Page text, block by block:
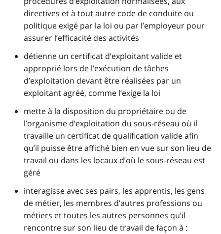
directives et à tout autre code de conduite ou
politique exigé par la loi ou par l’employeur pour
assurer l’efficacité des activités
détienne un certificat d’exploitant valide et
approprié lors de l’exécution de tâches
d’exploitation devant être réalisées par un
exploitant agréé, comme l’exige la loi
mette à la disposition du propriétaire ou de
l’organisme d’exploitation du sous-réseau où il
travaille un certificat de qualification valide afin
qu’il puisse être affiché bien en vue sur son lieu de
travail ou dans les locaux d’où le sous-réseau est
géré
interagisse avec ses pairs, les apprentis, les gens
de métier, les membres d’autres professions ou
métiers et toutes les autres personnes qu’il
rencontre sur son lieu de travail de façon à :